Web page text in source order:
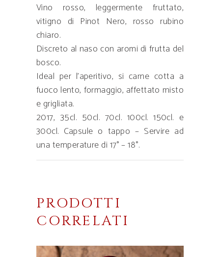
Vino rosso, leggermente fruttato,
vitigno di Pinot Nero, rosso rubino
chiaro.
Discreto al naso con aromi di frutta del
bosco.
Ideal per l’aperitivo, si carne cotta a
fuoco lento, formaggio, affettato misto
e grigliata.
2017, 35cl. 50cl. 70cl. 100cl. 150cl. e
300cl. Capsule o tappo – Servire ad
una temperature di 17° – 18°.
PRODOTTI
CORRELATI